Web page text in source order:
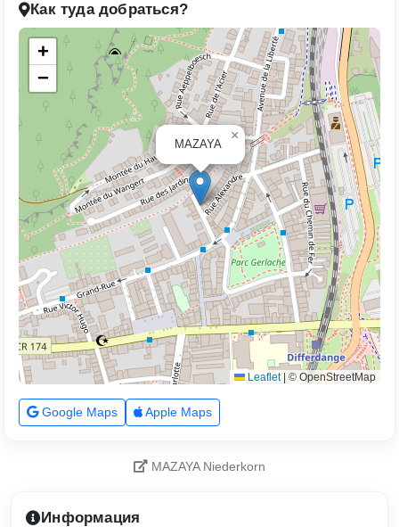
Как туда добраться?
MAZAYA
×
+
−
Leaflet © OpenStreetMap
Google Maps Apple Maps
MAZAYA Niederkorn
Информация